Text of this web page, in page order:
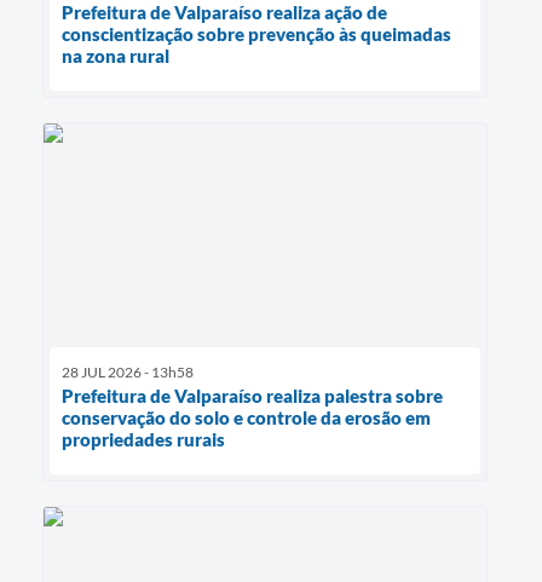
Prefeitura de Valparaíso realiza ação de
conscientização sobre prevenção às queimadas
na zona rural
28 JUL 2026 - 13h58
Prefeitura de Valparaíso realiza palestra sobre
conservação do solo e controle da erosão em
propriedades rurais